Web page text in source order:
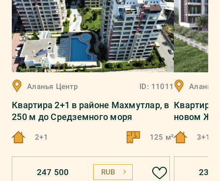
Аланья Центр ID: 11011
Квартира 2+1 в районе Махмутлар, в
250 м до Средземного моря
2+1 125 м²
247 500 RUB
Аланья
Квартира
новом ЖК
3+1
235